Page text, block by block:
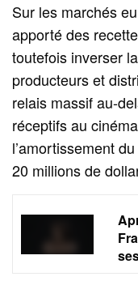
Sur les marchés
apporté des
toutefois inverser
producteurs et
relais massif au-
réceptifs au
l’amortissement
20 millions de